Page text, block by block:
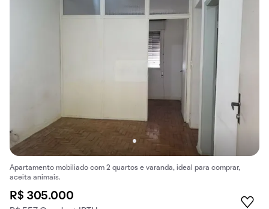
Apartamento mobiliado com 2 quartos e varanda, ideal para comprar,
aceita animais.
R$ 305.000